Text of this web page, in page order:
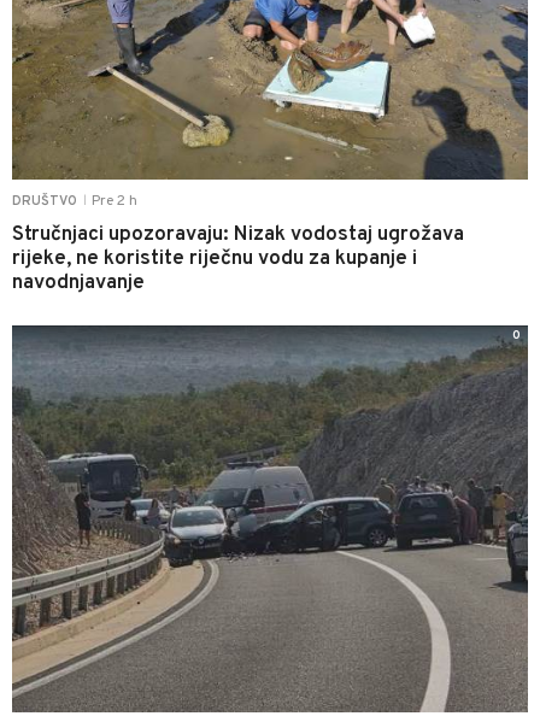
DRUŠTVO Pre 2 h
Stručnjaci upozoravaju: Nizak vodostaj ugrožava
rijeke, ne koristite riječnu vodu za kupanje i
navodnjavanje
0